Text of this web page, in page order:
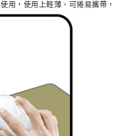
用，使用上輕薄、可捲易攜帶